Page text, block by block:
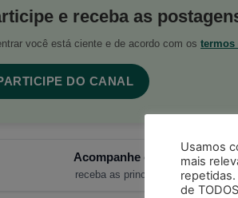
e receba as
você está ciente e de acordo com os termos
DO CANAL
Acompanhe o Juristas no
receba as principais notícias
Usamos
mais
repetidas.
de